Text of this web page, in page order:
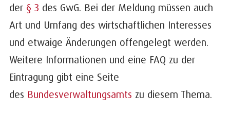
der § 3 des GwG. Bei der Meldung müssen auch
Art und Umfang des wirtschaftlichen Interesses
und etwaige Änderungen offengelegt werden.
Weitere Informationen und eine FAQ zu der
Eintragung gibt eine Seite
des Bundesverwaltungsamts zu diesem Thema.